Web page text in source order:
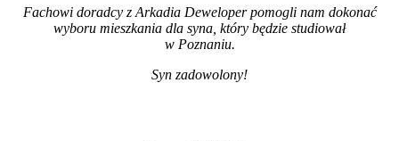
Fachowi doradcy z Arkadia Deweloper pomogli nam dokonać
wyboru mieszkania dla syna, który będzie studiował
w Poznaniu.
Syn zadowolony!